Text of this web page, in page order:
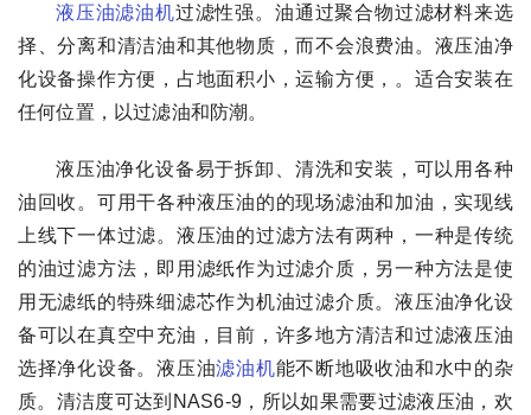
液压油滤油机过滤性强。油通过聚合物过滤材料来选
择、分离和清洁油和其他物质，而不会浪费油。液压油净
化设备操作方便，占地面积小，运输方便，。适合安装在
任何位置，以过滤油和防潮。
液压油净化设备易于拆卸、清洗和安装，可以用各种
油回收。可用干各种液压油的的现场滤油和加油，实现线
上线下一体过滤。液压油的过滤方法有两种，一种是传统
的油过滤方法，即用滤纸作为过滤介质，另一种方法是使
用无滤纸的特殊细滤芯作为机油过滤介质。液压油净化设
备可以在真空中充油，目前，许多地方清洁和过滤液压油
选择净化设备。液压油滤油机能不断地吸收油和水中的杂
质。清洁度可达到NAS6-9，所以如果需要过滤液压油，欢